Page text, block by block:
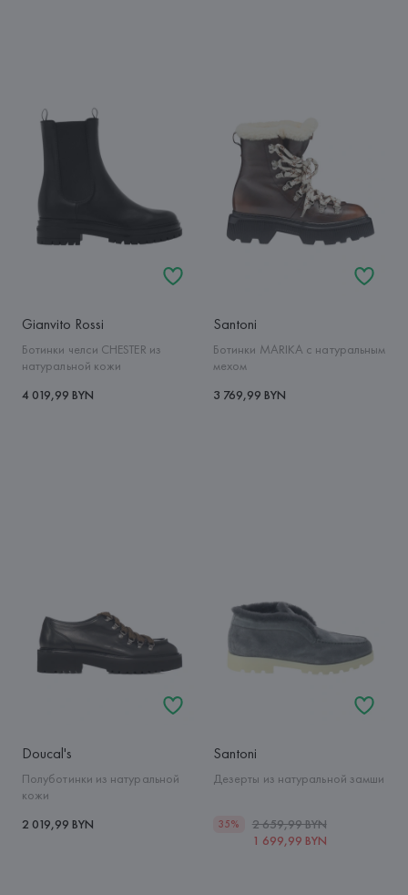
Gianvito Rossi
Ботинки челси CHESTER из
натуральной кожи
4 019,99 BYN
Santoni
Ботинки MARIKA с натуральным
мехом
3 769,99 BYN
Doucal's
Полуботинки из натуральной
кожи
2 019,99 BYN
Santoni
Дезерты из натуральной замши
35%
2 659,99 BYN
1 699,99 BYN